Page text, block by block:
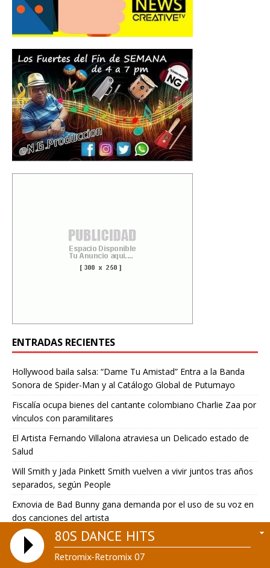
ENTRADAS RECIENTES
Hollywood baila salsa: “Dame Tu Amistad” Entra a la Banda
Sonora de Spider-Man y al Catálogo Global de Putumayo
Fiscalía ocupa bienes del cantante colombiano Charlie Zaa por
vínculos con paramilitares
El Artista Fernando Villalona atraviesa un Delicado estado de
Salud
Will Smith y Jada Pinkett Smith vuelven a vivir juntos tras años
separados, según People
Exnovia de Bad Bunny gana demanda por el uso de su voz en
dos canciones del artista
80S DANCE HITS
Retromix-Retromix 07